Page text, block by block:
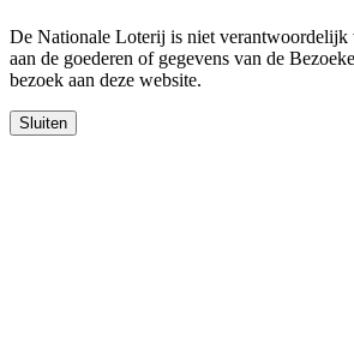
De Nationale Loterij is niet verantwoordelijk
aan de goederen of gegevens van de
bezoek aan deze website.
Sluiten